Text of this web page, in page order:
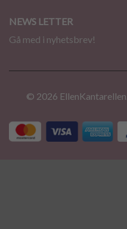
NEWS LETTER
Gå med i nyhetsbrev!
© 2026